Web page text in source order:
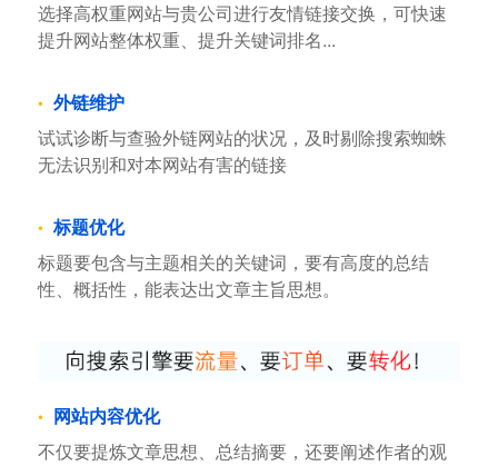
选择高权重网站与贵公司进行友情链接交换，可快速
提升网站整体权重、提升关键词排名...
外链维护
试试诊断与查验外链网站的状况，及时剔除搜索蜘蛛
无法识别和对本网站有害的链接
标题优化
标题要包含与主题相关的关键词，要有高度的总结
性、概括性，能表达出文章主旨思想。
网站内容优化
不仅要提炼文章思想、总结摘要，还要阐述作者的观